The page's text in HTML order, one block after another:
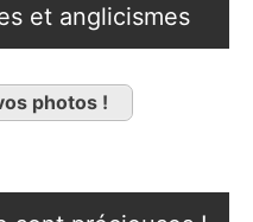
et anglicismes
photos !